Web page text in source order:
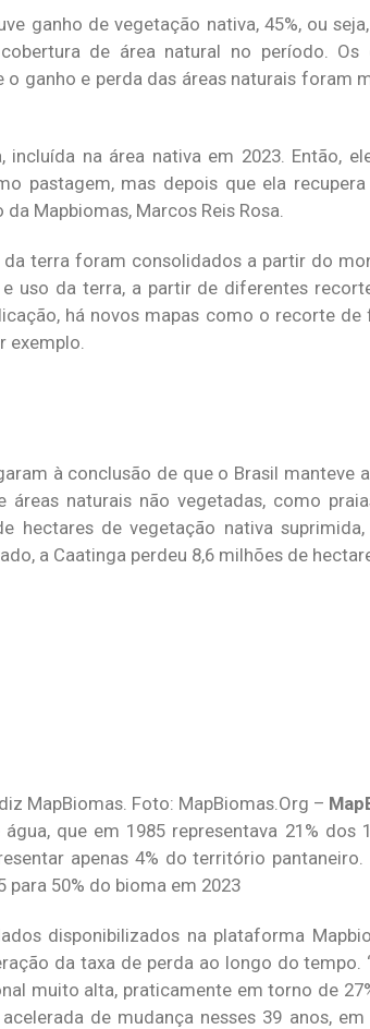
ganho de vegetação nativa, 45%, ou
de área natural no período. Os
ganho e perda das áreas naturais foram
na área nativa em 2023. Então,
pastagem, mas depois que ela
Mapbiomas, Marcos Reis Rosa.
terra foram consolidados a partir do
uso da terra, a partir de diferentes
há novos mapas como o recorte
exemplo.
à conclusão de que o Brasil manteve
naturais não vegetadas, como
hectares de vegetação nativa
a Caatinga perdeu 8,6 milhões de
MapBiomas. Foto: MapBiomas.Org –
que em 1985 representava 21% dos
apenas 4% do território
para 50% do bioma em 2023
disponibilizados na plataforma
da taxa de perda ao longo do tempo.
muito alta, praticamente em torno de
de mudança nesses 39 anos,